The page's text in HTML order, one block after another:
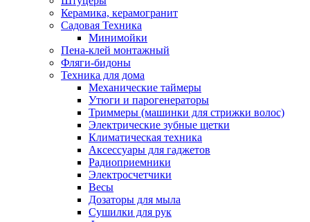
Керамика, керамогранит
Садовая Техника
Минимойки
Пена-клей монтажный
Фляги-бидоны
Техника для дома
Механические таймеры
Утюги и парогенераторы
Триммеры (машинки для стрижки волос)
Электрические зубные щетки
Климатическая техника
Аксессуары для гаджетов
Радиоприемники
Электросчетчики
Весы
Дозаторы для мыла
Сушилки для рук